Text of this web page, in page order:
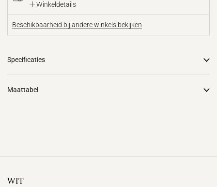
Winkeldetails
Beschikbaarheid bij andere winkels bekijken
Specificaties
Maattabel
WIT